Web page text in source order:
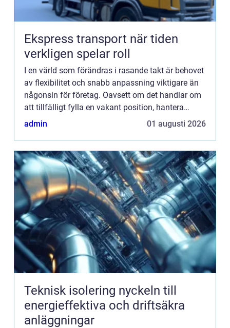
Ekspress transport när tiden
verkligen spelar roll
I en värld som förändras i rasande takt är behovet
av flexibilitet och snabb anpassning viktigare än
någonsin för företag. Oavsett om det handlar om
att tillfälligt fylla en vakant position, hantera
h&oum...
admin 01 augusti 2026
Teknisk isolering nyckeln till
energieffektiva och driftsäkra
anläggningar